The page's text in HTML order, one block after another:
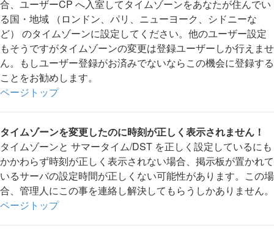
合、ユーザーCP へ入室してタイムゾーンをあなたが住んでい
る国・地域 （ロンドン、パリ、ニューヨーク、シドニーな
ど） のタイムゾーンに設定してください。他のユーザー設定
もそうですがタイムゾーンの変更は登録ユーザーしか行えませ
ん。もしユーザー登録がお済みでないならこの機会に登録する
ことをお勧めします。
ページトップ
タイムゾーンを変更したのに時刻が正しく表示されません！
タイムゾーンと サマータイム/DST を正しく設定しているにも
かかわらず時刻が正しく表示されない場合、掲示板が置かれて
いるサーバの設定時間が正しくない可能性があります。この場
合、管理人にこの事を連絡し解決してもらうしかありません。
ページトップ